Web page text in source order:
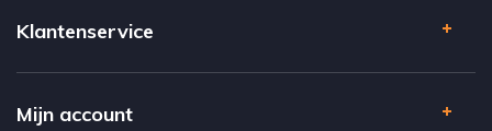
Klantenservice
Mijn account